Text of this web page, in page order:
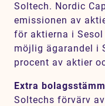
Soltech. Nordic
emissionen av
för aktierna i
möjlig ägarandel i
procent av aktier
Extra
Soltechs förvärv